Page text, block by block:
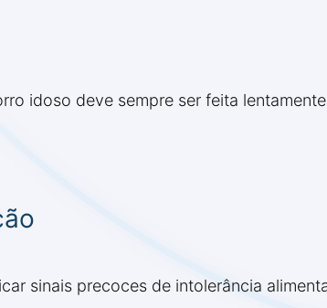
idoso deve sempre ser feita
sinais precoces de intolerância